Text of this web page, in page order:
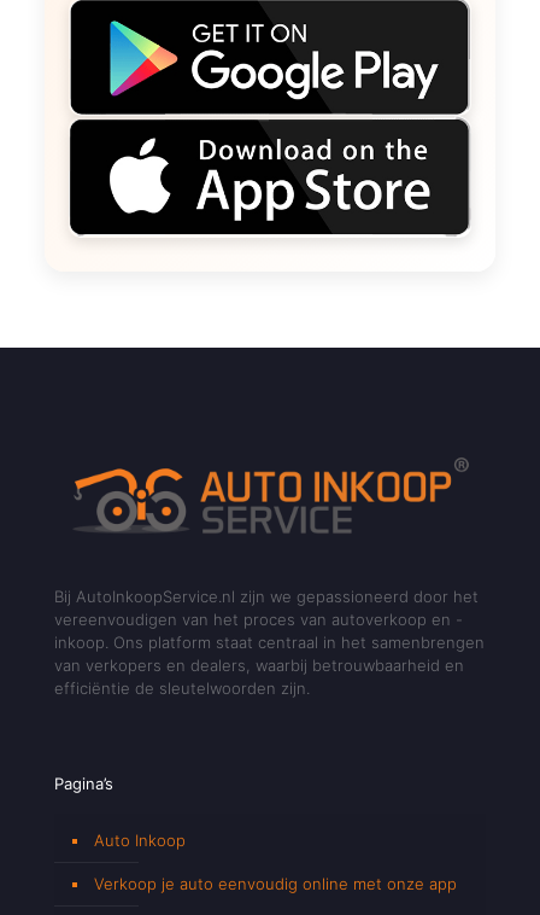
Bij AutoInkoopService.nl zijn we gepassioneerd door het
vereenvoudigen van het proces van autoverkoop en -
inkoop. Ons platform staat centraal in het samenbrengen
van verkopers en dealers, waarbij betrouwbaarheid en
efficiëntie de sleutelwoorden zijn.
Pagina’s
Auto Inkoop
Verkoop je auto eenvoudig online met onze app